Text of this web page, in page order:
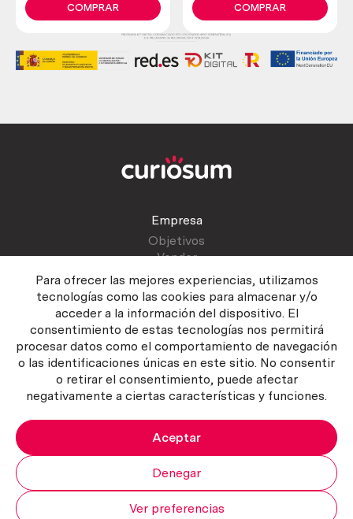
Para ofrecer las mejores experiencias, utilizamos
tecnologías como las cookies para almacenar y/o
acceder a la información del dispositivo. El
consentimiento de estas tecnologías nos permitirá
procesar datos como el comportamiento de navegación
o las identificaciones únicas en este sitio. No consentir
o retirar el consentimiento, puede afectar
negativamente a ciertas características y funciones.
Aceptar
Denegar
Ver preferencias
COMPRAR COMPRAR
Empresa
Objetivos
Vender
Atención al cliente
Contactar
Manual del vendedor
Política del servicio
Política de Cookies
Copyright ©2026 Curiosum S.L. Todos los derechos reservados.